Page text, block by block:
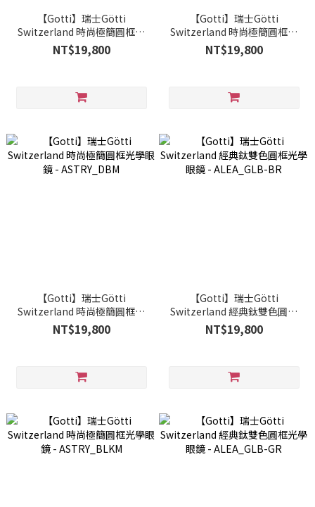
【Gotti】瑞士Götti
Switzerland 時尚極簡圓框光
學眼鏡 - ASTRY_PSM
NT$19,800
【Gotti】瑞士Götti
Switzerland 時尚極簡圓框光
學眼鏡 - ASTRY_GLS
NT$19,800
【Gotti】瑞士Götti
Switzerland 時尚極簡圓框光
學眼鏡 - ASTRY_DBM
NT$19,800
【Gotti】瑞士Götti
Switzerland 經典鈦雙色圓框
光學眼鏡 - ALEA_GLB-BR
NT$19,800